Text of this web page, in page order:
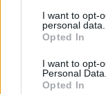
I want to opt-
personal data.
Opted In
I want to opt-
Personal Data.
Opted In
çdo çast